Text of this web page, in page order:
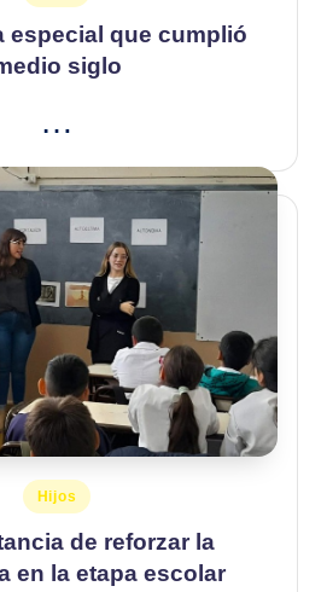
en
especial que cumplió
siglo
…
Publicado
en
Hijos
de reforzar la
en la etapa escolar